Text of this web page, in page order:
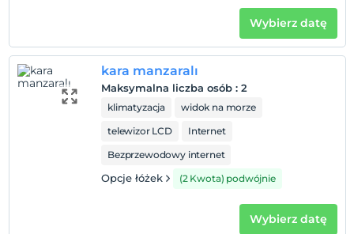
Wybierz datę
kara manzaralı
Maksymalna liczba osób : 2
klimatyzacja
widok na morze
telewizor LCD
Internet
Bezprzewodowy internet
Opcje łóżek (2 Kwota) podwójnie
Wybierz datę